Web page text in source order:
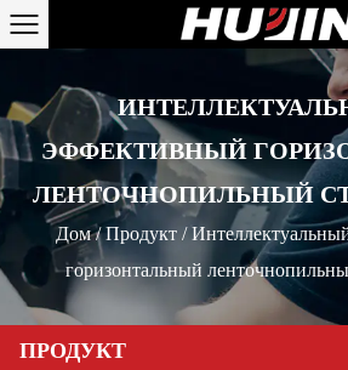
ЭФФЕКТИВНЫЙ
ЛЕНТОЧНОПИЛЬНЫЙ
Дом/Продукт /
горизонтальный
ПРОДУКТ